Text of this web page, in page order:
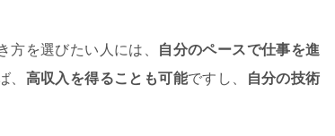
方を選びたい人には、
自分のペースで仕事を進
、 高収入を得ることも可能ですし、
自分の技術